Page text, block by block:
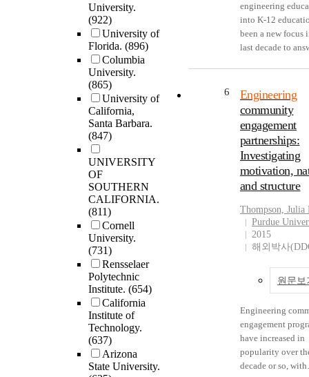
University.
(922)
University of
Florida. (896)
Columbia
University.
(865)
University of
California,
Santa Barbara.
(847)
UNIVERSITY
OF
SOUTHERN
CALIFORNIA.
(811)
Cornell
University.
(731)
Rensselaer
Polytechnic
Institute. (654)
California
Institute of
Technology.
(637)
Arizona
State University.
economy and the
substantially
considered,
that analyses
these design
considerably
overestimate the
the regulations.
model is then
to examine
based fuel
standards. Results
indicate that these
standards could
increases in
applications of the
presented
environmental
assessment are
demonstrated.
characteristics?
How do the
representation and
metacognitive
and professional
overall
design strategy?
Concurrent and
retrospective
protocols were
from six
engineering
mechanical
they solved an
engineering
problem. Their
verbalizations
audio recorded,
transcribed, and
The conclusions
from the data
use of mental
representations
propositions,
play roles in
Hofstede's model
understandings
to factors
dimensions of
engineering
Outcomes are
in terms of their
potential impact
industrial
sharing and
beneficial
cultures.
is composed of
engineering and
(ii) how students
themselves as
socially
engineers and
idea changes
first three years of
college, and (iii)
social
related reasons
who leave
have for
major. Results show that
complicated and
studies. Students
up with their own
responsible
that converged
engineering
into K-12
been a new focus
last decade to
talent within the
discipline.
national level
integrate
standards into K-
curricula are an
important step
early exposure to
increase in student
interest, teachers
becoming
teachers without
engineering
training,
the elementary
This manuscript-
dissertation seeks
provide insights
engineering
professional
6
Engineering
community
engagement
partnerships:
Investigating
motivation,
and structure
Thompson, Julia
Purdue
2015
해외박사
원문보
Engineering
engagement
have increased in
popularity over
decade or so, with